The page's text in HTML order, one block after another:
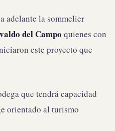
adelante la sommelier
del Campo quienes con
este proyecto que
que tendrá capacidad
orientado al turismo